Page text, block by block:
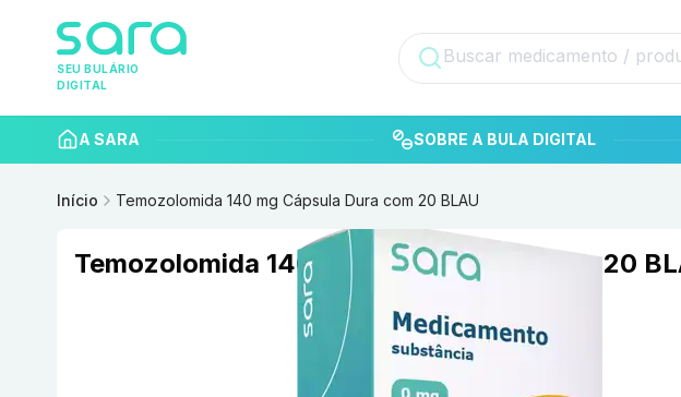
SEU BULÁRIO
DIGITAL
A SARA SOBRE A BULA DIGITAL
Início Temozolomida 140 mg Cápsula Dura com 20 BLAU
Temozolomida 140 mg Cápsula Dura com 20